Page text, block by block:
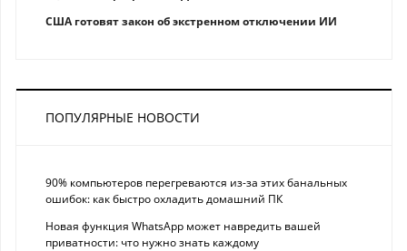
США готовят закон об экстренном отключении ИИ
ПОПУЛЯРНЫЕ НОВОСТИ
90% компьютеров перегреваются из-за этих банальных
ошибок: как быстро охладить домашний ПК
Новая функция WhatsApp может навредить вашей
приватности: что нужно знать каждому